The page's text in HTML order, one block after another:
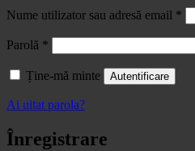
Nume utilizator sau adresă email *
Parolă *
Ține-mă minte Autentificare
Ai uitat parola?
Înregistrare